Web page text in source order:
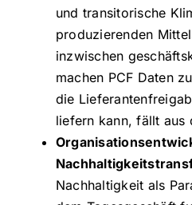
und transitorische
produzierenden
inzwischen
machen PCF Daten
die
liefern kann, fällt aus
Nachhaltigkeit als